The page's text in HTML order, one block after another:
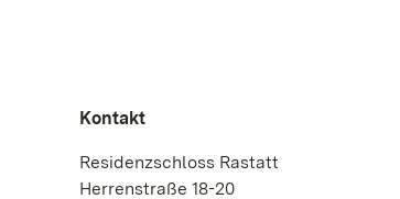
Kontakt
Residenzschloss Rastatt
Herrenstraße 18-20